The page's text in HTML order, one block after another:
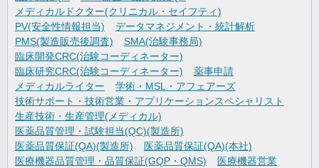
メディカルドクター(クリニカル・セイフティ)
PV(安全性情報担当)
データマネジメント・統計解析
PMS(製造販売後調査)
SMA(治験事務局)
臨床開発CRC(治験コーディネーター)
臨床研究CRC(治験コーディネーター)
薬事申請
メディカルライター
学術・MSL・アフェアーズ
技術サポート・技術営業・アプリケーションスペシャリスト
生産技術・生産管理(メディカル)
医薬品質管理・試験担当(QC)(製造所)
医薬品質保証(QA)(製造所)
医薬品質保証(QA)(本社)
医療機器品質管理・品質保証(GQP・QMS)
医療機器営業